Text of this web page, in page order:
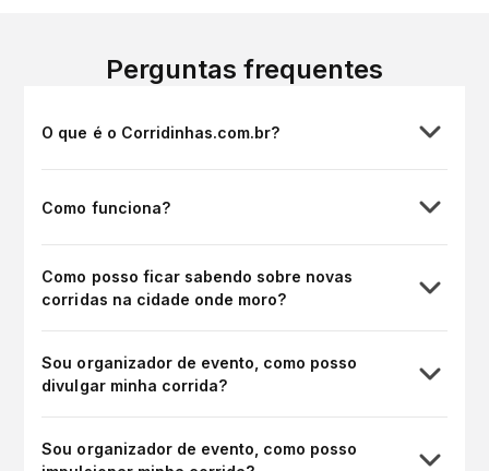
Perguntas frequentes
O que é o Corridinhas.com.br?
Como funciona?
Como posso ficar sabendo sobre novas
corridas na cidade onde moro?
Sou organizador de evento, como posso
divulgar minha corrida?
Sou organizador de evento, como posso